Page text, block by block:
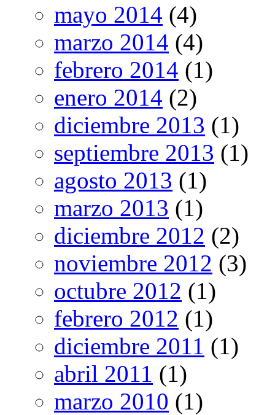
mayo 2014 (4)
marzo 2014 (4)
febrero 2014 (1)
enero 2014 (2)
diciembre 2013 (1)
septiembre 2013 (1)
agosto 2013 (1)
marzo 2013 (1)
diciembre 2012 (2)
noviembre 2012 (3)
octubre 2012 (1)
febrero 2012 (1)
diciembre 2011 (1)
abril 2011 (1)
marzo 2010 (1)